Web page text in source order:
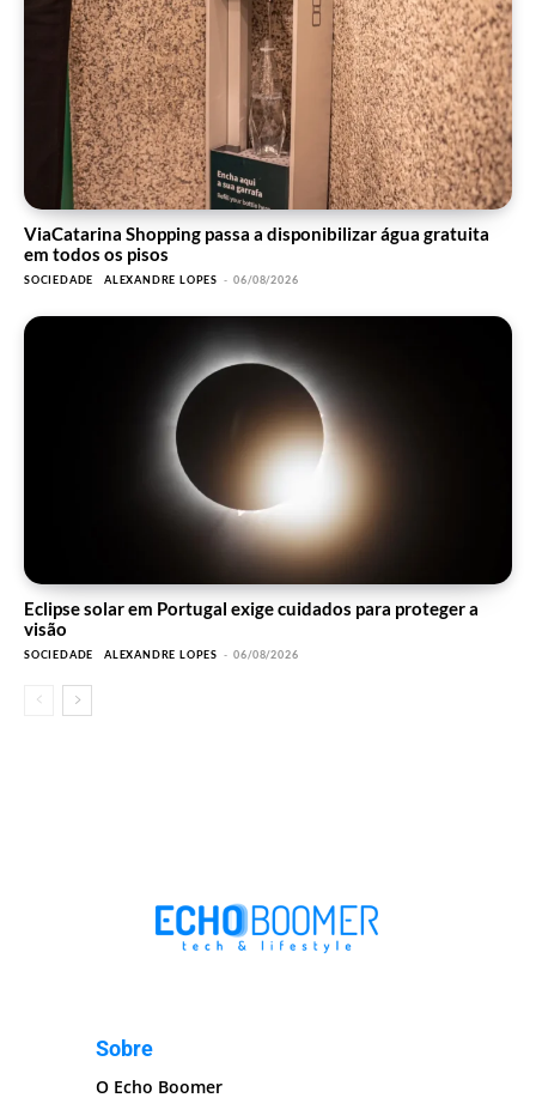
ViaCatarina Shopping passa a disponibilizar água gratuita
em todos os pisos
SOCIEDADE ALEXANDRE LOPES - 06/08/2026
Eclipse solar em Portugal exige cuidados para proteger a
visão
SOCIEDADE ALEXANDRE LOPES - 06/08/2026
Sobre
O Echo Boomer